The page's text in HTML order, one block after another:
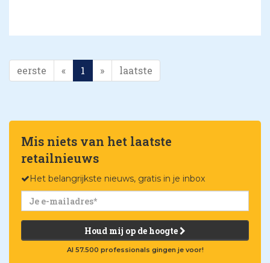
eerste « 1 » laatste
Mis niets van het laatste
retailnieuws
Het belangrijkste nieuws, gratis in je inbox
Houd mij op de hoogte
Al 57.500 professionals gingen je voor!